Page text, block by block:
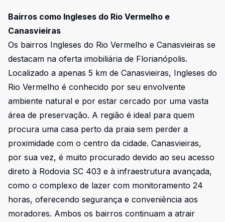
Bairros como Ingleses do Rio Vermelho e
Canasvieiras
Os bairros Ingleses do Rio Vermelho e Canasvieiras se
destacam na oferta imobiliária de Florianópolis.
Localizado a apenas 5 km de Canasvieiras, Ingleses do
Rio Vermelho é conhecido por seu envolvente
ambiente natural e por estar cercado por uma vasta
área de preservação. A região é ideal para quem
procura uma casa perto da praia sem perder a
proximidade com o centro da cidade. Canasvieiras,
por sua vez, é muito procurado devido ao seu acesso
direto à Rodovia SC 403 e à infraestrutura avançada,
como o complexo de lazer com monitoramento 24
horas, oferecendo segurança e conveniência aos
moradores. Ambos os bairros continuam a atrair